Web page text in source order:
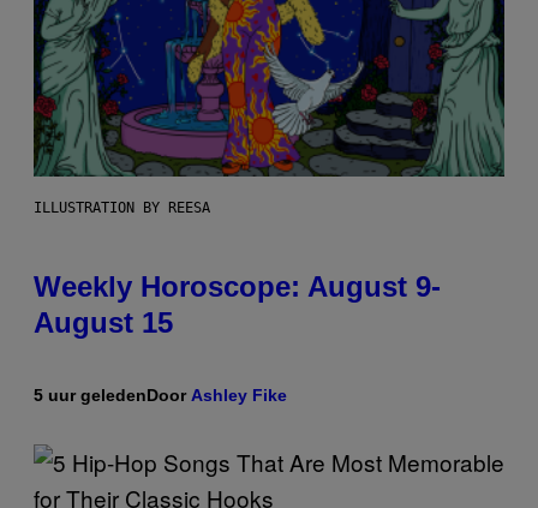
ILLUSTRATION BY REESA
Weekly Horoscope: August 9-
August 15
5 uur geledenDoorAshley Fike